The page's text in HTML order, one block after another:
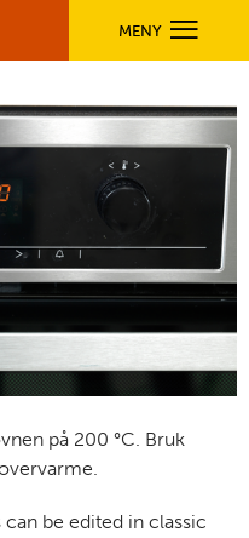
MENY
på 200 °C. Bruk
can be edited in classic